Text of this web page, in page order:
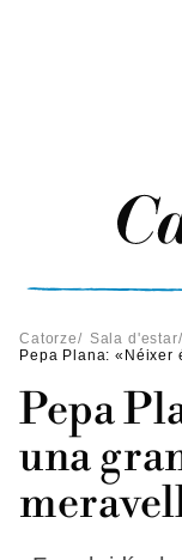
Catorze/ Sala d'estar/
Pepa
una